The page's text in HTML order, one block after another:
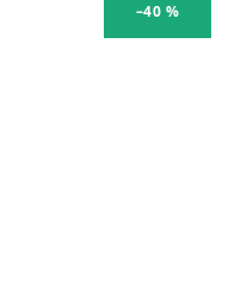
–40 %